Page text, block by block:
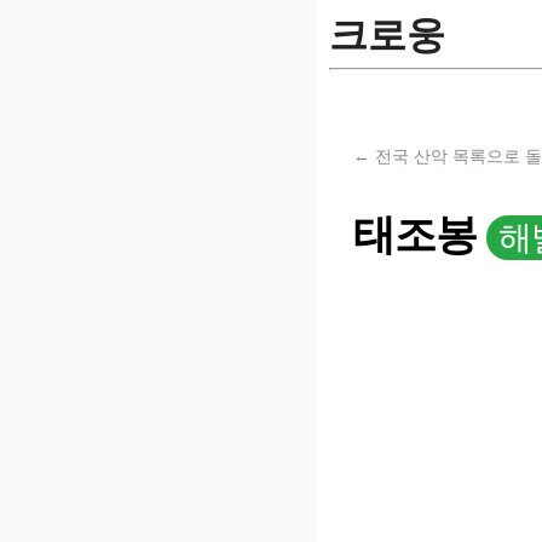
크로웅
← 전국 산악 목록으로
태조봉 해